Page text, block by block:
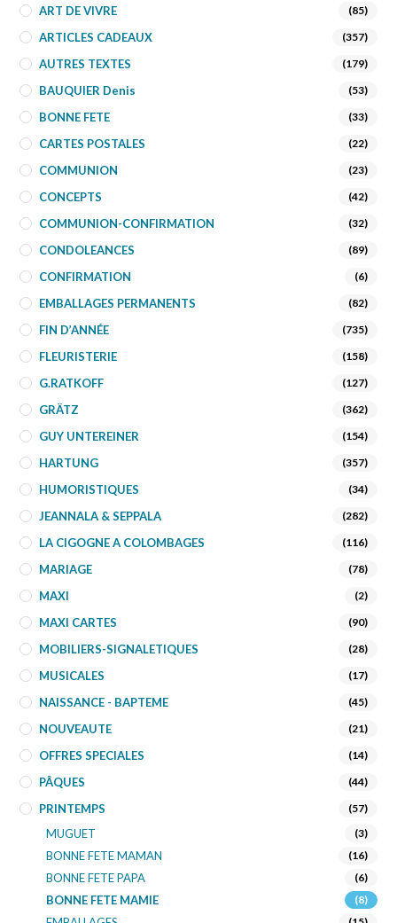
ART DE VIVRE (85)
ARTICLES CADEAUX (357)
AUTRES TEXTES (179)
BAUQUIER Denis (53)
BONNE FETE (33)
CARTES POSTALES (22)
COMMUNION (23)
CONCEPTS (42)
COMMUNION-CONFIRMATION (32)
CONDOLEANCES (89)
CONFIRMATION (6)
EMBALLAGES PERMANENTS (82)
FIN D’ANNÉE (735)
FLEURISTERIE (158)
G.RATKOFF (127)
GRÄTZ (362)
GUY UNTEREINER (154)
HARTUNG (357)
HUMORISTIQUES (34)
JEANNALA & SEPPALA (282)
LA CIGOGNE A COLOMBAGES (116)
MARIAGE (78)
MAXI (2)
MAXI CARTES (90)
MOBILIERS-SIGNALETIQUES (28)
MUSICALES (17)
NAISSANCE - BAPTEME (45)
NOUVEAUTE (21)
OFFRES SPECIALES (14)
PÂQUES (44)
PRINTEMPS (57)
MUGUET (3)
BONNE FETE MAMAN (16)
BONNE FETE PAPA (6)
BONNE FETE MAMIE (8)